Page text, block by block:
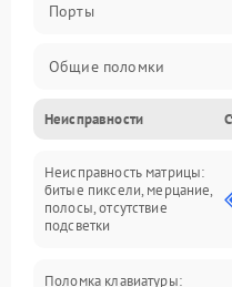
Порты
Общие поломки
Устройства
Программные ошибки
Электрические и
Неисправности
Неисправность матрицы:
битые пиксели, мерцание,
полосы, отсутствие
подсветки
Поломка клавиатуры: